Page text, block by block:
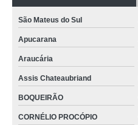
São Mateus do Sul
Apucarana
Araucária
Assis Chateaubriand
BOQUEIRÃO
CORNÉLIO PROCÓPIO